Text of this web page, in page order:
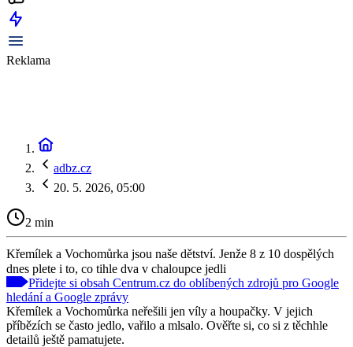
Reklama
adbz.cz
20. 5. 2026, 05:00
2 min
Křemílek a Vochomůrka jsou naše dětství. Jenže 8 z 10 dospělých
dnes plete i to, co tihle dva v chaloupce jedli
Přidejte si obsah Centrum.cz do oblíbených zdrojů pro Google
hledání a Google zprávy
Křemílek a Vochomůrka neřešili jen víly a houpačky. V jejich
příbězích se často jedlo, vařilo a mlsalo. Ověřte si, co si z těchhle
detailů ještě pamatujete.